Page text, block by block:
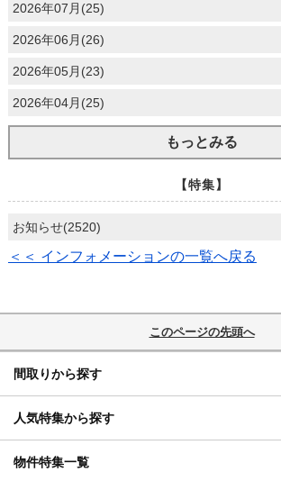
2026年07月(25)
2026年06月(26)
2026年05月(23)
2026年04月(25)
もっとみる
【特集】
お知らせ(2520)
＜＜ インフォメーションの一覧へ戻る
このページの先頭へ
間取りから探す
人気特集から探す
物件特集一覧